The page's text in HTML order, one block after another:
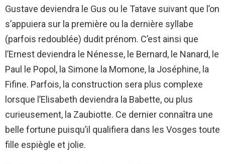
Gustave deviendra le Gus ou le Tatave suivant que l’on
s’appuiera sur la première ou la dernière syllabe
(parfois redoublée) dudit prénom. C’est ainsi que
l’Ernest deviendra le Nénesse, le Bernard, le Nanard, le
Paul le Popol, la Simone la Momone, la Joséphine, la
Fifine. Parfois, la construction sera plus complexe
lorsque l’Elisabeth deviendra la Babette, ou plus
curieusement, la Zaubiotte. Ce dernier connaîtra une
belle fortune puisqu’il qualifiera dans les Vosges toute
fille espiègle et jolie.